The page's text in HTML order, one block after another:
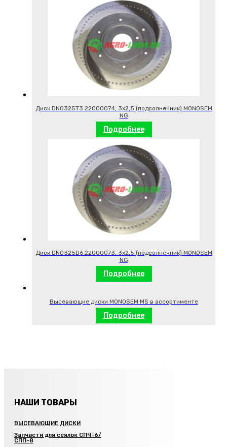
Диск DN0325T3 22000074, 3х2,5 (подсолнечник) MONOSEM
NG
Подробнее
Диск DN0325D6 22000073, 3х2,5 (подсолнечник) MONOSEM
NG
Подробнее
Высевающие диски MONOSEM MS в ассортименте
Подробнее
НАШИ ТОВАРЫ
ВЫСЕВАЮЩИЕ ДИСКИ
Запчасти для сеялок СПЧ-6/
СПП-8